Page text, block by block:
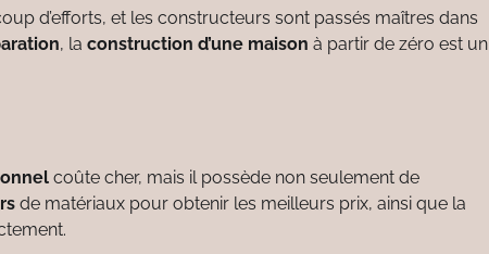
d’efforts, et les constructeurs sont passés maîtres dans
, la construction d’une maison à partir de zéro est un
coûte cher, mais il possède non seulement de
de matériaux pour obtenir les meilleurs prix, ainsi que la